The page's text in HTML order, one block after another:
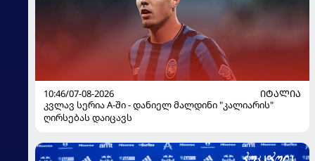
10:46/07-08-2026
ᲘᲢᲐᲚᲘᲐ
კვლავ სერია A-ში - დანიელ მალდინი "კალიარის"
ღირსებას დაიცავს